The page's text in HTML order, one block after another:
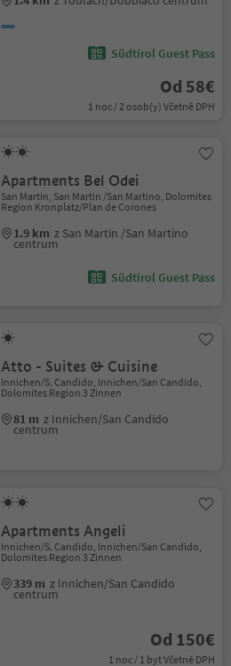
Südtirol Guest Pass
Od 58€
1 noc / 2 osob(y) Včetně DPH
Apartments Bel Odei
San Martin, San Martin /San Martino, Dolomites
Region Kronplatz/Plan de Corones
1.9 km z San Martin /San Martino
centrum
Südtirol Guest Pass
Atto - Suites & Cuisine
Innichen/S. Candido, Innichen/San Candido,
Dolomites Region 3 Zinnen
81 m z Innichen/San Candido
centrum
Apartments Angeli
Innichen/S. Candido, Innichen/San Candido,
Dolomites Region 3 Zinnen
339 m z Innichen/San Candido
centrum
Od 150€
1 noc / 1 byt Včetně DPH